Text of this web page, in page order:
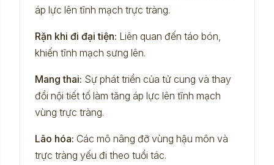
áp lực lên tĩnh mạch trực tràng.
Rặn khi đi đại tiện: Liên quan đến táo bón,
khiến tĩnh mạch sưng lên.
Mang thai: Sự phát triển của tử cung và thay
đổi nội tiết tố làm tăng áp lực lên tĩnh mạch
vùng trực tràng.
Lão hóa: Các mô nâng đỡ vùng hậu môn và
trực tràng yếu đi theo tuổi tác.